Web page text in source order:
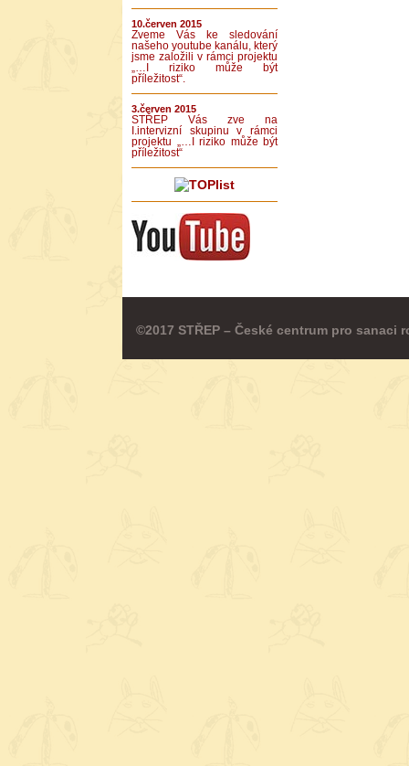
10.červen 2015
Zveme Vás ke sledování
našeho youtube kanálu, který
jsme založili v rámci projektu
„…I riziko může být
příležitost“.
3.červen 2015
STŘEP Vás zve na
I.intervizní skupinu v rámci
projektu „…I riziko může být
příležitost“
©2017 STŘEP – České centrum pro sanaci